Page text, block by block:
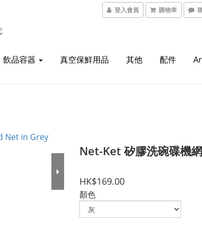
登入會員 購物車
飲品容器 真空保鮮用品 其他 配件
Net-Ket 矽膠洗碗碟機
HK$169.00
顏色